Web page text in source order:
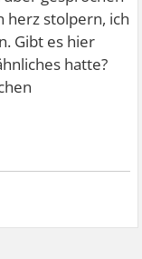
herz stolpern, ich
Gibt es hier
hatte?